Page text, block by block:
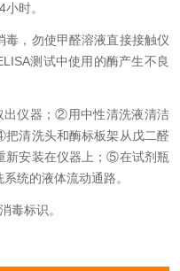
时。
，勿使甲醛溶液直接接触仪
测试中使用的酶产生不良
仪器；②用中性清洗液清洁
清洗头和酶标板架从戊二醛
新安装在仪器上；⑤在试剂瓶
统的液体流动通路。
标识。